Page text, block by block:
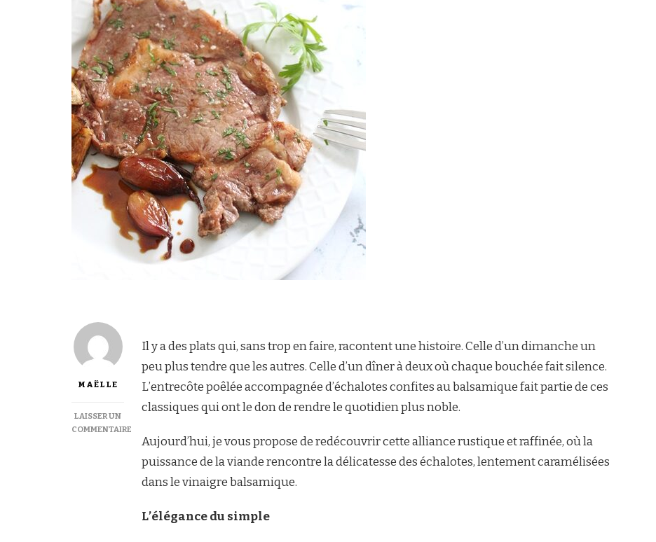
MAËLLE
LAISSER UN
COMMENTAIRE
Il y a des plats qui, sans trop en faire, racontent une histoire. Celle d’un dimanche un
peu plus tendre que les autres. Celle d’un dîner à deux où chaque bouchée fait silence.
L’entrecôte poêlée accompagnée d’échalotes confites au balsamique fait partie de ces
classiques qui ont le don de rendre le quotidien plus noble.
Aujourd’hui, je vous propose de redécouvrir cette alliance rustique et raffinée, où la
puissance de la viande rencontre la délicatesse des échalotes, lentement caramélisées
dans le vinaigre balsamique.
L’élégance du simple